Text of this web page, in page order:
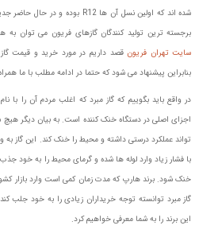
شده اند که اولین نسل آن ها R12 بوده و در حال حاضر جدیدترین آن ها
برجسته ترین تولید کنندگان گازهای فریون می توان به
سایت تهران فریونقصد داریم در مورد خرید و قیمت
بنابراین پیشنهاد می شود که حتما در ادامه مطلب با ما
در واقع باید بگوییم که گاز مبرد که اغلب مردم آن را با
اجزای اصلی در دستگاه خنک کننده است. به بیان دیگر
تواند عملکرد درستی داشته و محیط را خنک کند. این گاز به
با فشار زیاد وارد لوله ها شده و گرمای محیط را به خود
خنک شود. برند هارپ که مدت زمان کمی است وارد بازار
گاز مبرد توانسته توجه خریداران زیادی را به خود جلب
این برند را به شما معرفی خواهیم کرد.